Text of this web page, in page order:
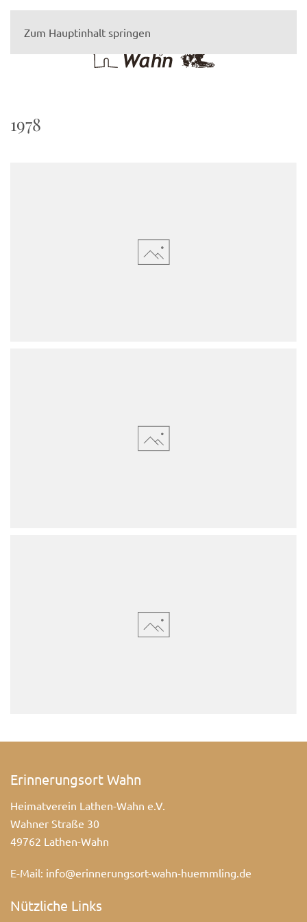
Zum Hauptinhalt springen
1978
Erinnerungsort Wahn
Heimatverein Lathen-Wahn e.V.
Wahner Straße 30
49762 Lathen-Wahn
E-Mail: info@erinnerungsort-wahn-huemmling.de
Nützliche Links